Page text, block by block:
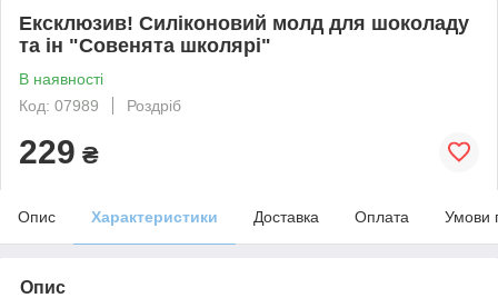
Ексклюзив! Силіконовий молд для шоколаду
та ін "Совенята школярі"
В наявності
Код: 07989
Роздріб
229 ₴
Опис Характеристики Доставка Оплата Умови
Опис